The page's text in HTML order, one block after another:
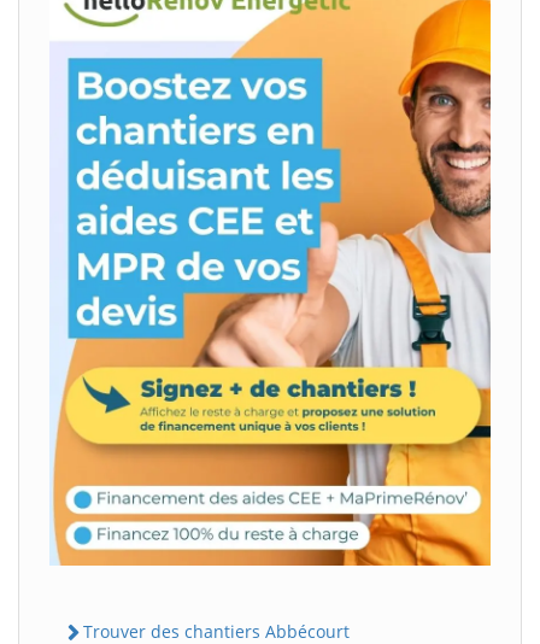
Trouver des chantiers Abbécourt